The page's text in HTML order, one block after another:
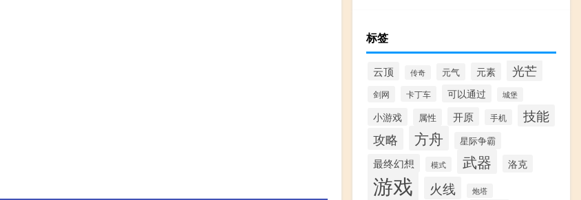
标签
云顶 传奇 元气 元素 光芒
剑网 卡丁车 可以通过 城堡
小游戏 属性 开原 手机
技能
攻略
方舟 星际争霸
最终幻想 模式 武器 洛克
游戏 火线 炮塔